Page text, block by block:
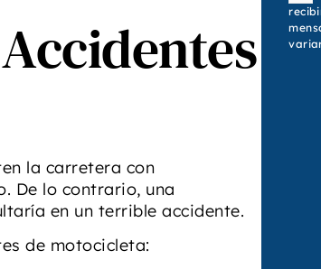
la carretera con
De lo contrario, una
en un terrible accidente.
de motocicleta: